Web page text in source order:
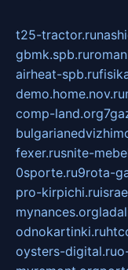
t25-tractor.ru
gbmk.spb.ru
airheat-spb.ru
demo.home.nov.ru
comp-land.org
fexer.rusnite-
0sporte.ru9rota-
pro-kirpichi.ru
mynances.org
odnokartinki.ru
oysters-digital.ru